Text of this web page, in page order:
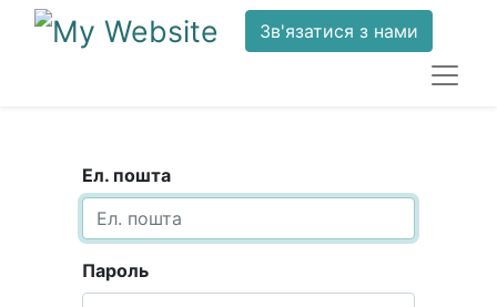
Зв'язатися з нами
Ел. пошта
Пароль